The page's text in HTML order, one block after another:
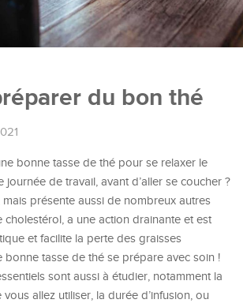
du bon thé
bonne tasse de thé pour se relaxer le
journée de travail, avant d’aller se coucher ?
mais présente aussi de nombreux autres
cholestérol, a une action drainante et est
et facilite la perte des graisses
bonne tasse de thé se prépare avec soin !
sont aussi à étudier, notamment la
vous allez utiliser, la durée d’infusion, ou